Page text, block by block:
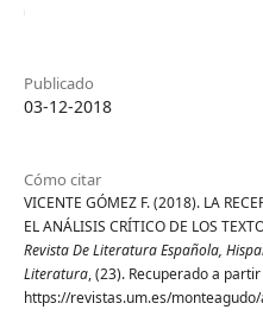
Publicado
03-12-2018
Cómo citar
VICENTE GÓMEZ F. (2018). LA
EL ANÁLISIS CRÍTICO DE LOS
Revista De Literatura Española,
Literatura, (23). Recuperado a
https://revistas.um.es/